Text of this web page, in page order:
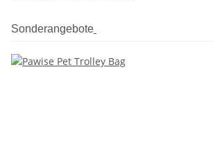
Sonderangebote